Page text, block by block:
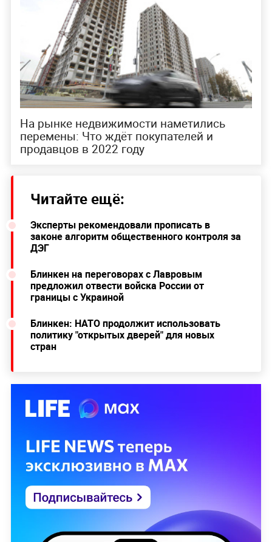
На рынке недвижимости наметились
перемены: Что ждёт покупателей и
продавцов в 2022 году
Читайте ещё:
Эксперты рекомендовали прописать в
законе алгоритм общественного контроля за
ДЭГ
Блинкен на переговорах с Лавровым
предложил отвести войска России от
границы с Украиной
Блинкен: НАТО продолжит использовать
политику "открытых дверей" для новых
стран